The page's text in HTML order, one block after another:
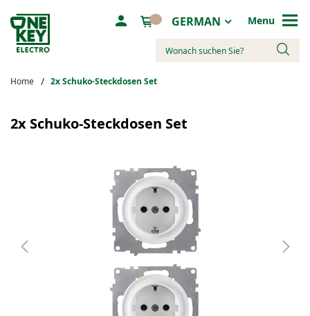
Suche
Sprache
GERMAN Menu
Home 2х Schuko-Steckdosen Set
der
2х Schuko-Steckdosen Set